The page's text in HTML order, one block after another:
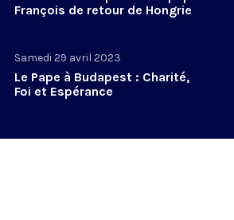
François de retour de Hongrie
Samedi 29 avril 2023
Le Pape à Budapest : Charité,
Foi et Espérance